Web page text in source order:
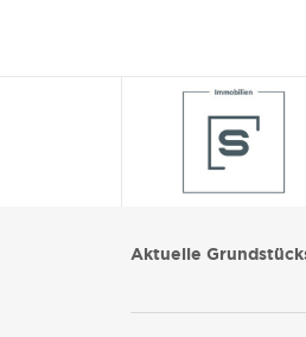
Aktuelle